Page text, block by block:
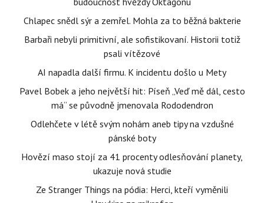
Chlapec snědl sýr a zemřel. Mohla za to běžná bakterie
Barbaři nebyli primitivní, ale sofistikovaní. Historii totiž
psali vítězové
AI napadla další firmu. K incidentu došlo u Mety
Pavel Bobek a jeho největší hit: Píseň „Veď mě dál, cesto
má“ se původně jmenovala Rododendron
Odlehčete v létě svým nohám aneb tipy na vzdušné
pánské boty
Hovězí maso stojí za 41 procenty odlesňování planety,
ukazuje nová studie
Ze Stranger Things na pódia: Herci, kteří vyměnili